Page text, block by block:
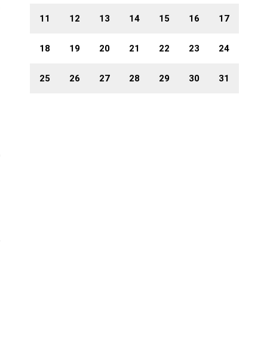
11 12 13 14 15 16 17
18 19 20 21 22 23 24
25 26 27 28 29 30 31